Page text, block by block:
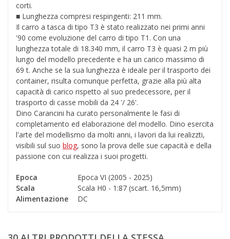
corti.
■ Lunghezza compresi respingenti: 211 mm.
Il carro a tasca di tipo T3 è stato realizzato nei primi anni
'90 come evoluzione del carro di tipo T1. Con una
lunghezza totale di 18.340 mm, il carro T3 è quasi 2 m più
lungo del modello precedente e ha un carico massimo di
69 t. Anche se la sua lunghezza è ideale per il trasporto dei
container, risulta comunque perfetta, grazie alla più alta
capacità di carico rispetto al suo predecessore, per il
trasporto di casse mobili da 24 '/ 26'.
Dino Carancini ha curato personalmente le fasi di
completamento ed elaborazione del modello. Dino esercita
l'arte del modellismo da molti anni, i lavori da lui realizzti,
visibili sul suo blog, sono la prova delle sue capacità e della
passione con cui realizza i suoi progetti.
Epoca
Epoca VI (2005 - 2025)
Scala
Scala H0 - 1:87 (scart. 16,5mm)
Alimentazione
DC